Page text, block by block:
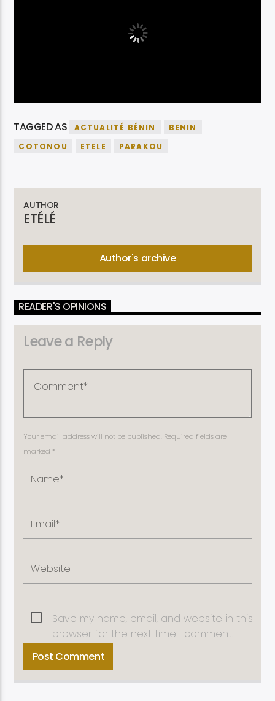
TAGGED AS ACTUALITÉ BÉNIN
BENIN
COTONOU
ETELE PARAKOU
AUTHOR
ETÉLÉ
Author's archive
READER'S OPINIONS
Leave a Reply
Your email address will not be published. Required fields are
marked *
Save my name, email, and website in this
browser for the next time I comment.